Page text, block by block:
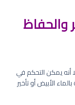
والحفاظ
أنه يمكن التحكم في
الأبيض أو تأخير